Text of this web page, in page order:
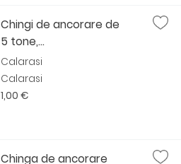
Chingi de ancorare de
5 tone,...
Calarasi
Calarasi
1,00 €
Chinga de ancorare